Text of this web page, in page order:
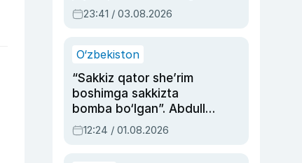
ayolga sud hukmi o‘qildi
23:41 / 03.08.2026
O‘zbekiston
“Sakkiz qator she’rim
boshimga sakkizta
bomba bo‘lgan”. Abdulla
Oripovni siyosiy
ayblovlardan asrab
12:24 / 01.08.2026